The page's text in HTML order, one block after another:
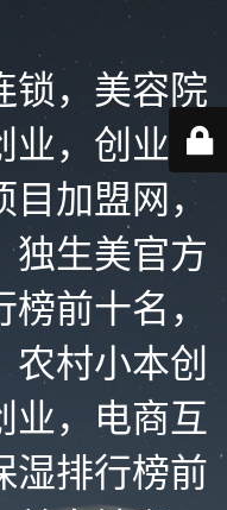
锁，美容院
业，创业加
加盟网，
独生美官方
前十名，
农村小本创
业，电商互
湿排行榜前